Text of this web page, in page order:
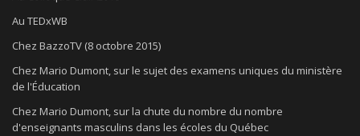
Au TEDxWB
Chez BazzoTV (8 octobre 2015)
Chez Mario Dumont, sur le sujet des examens uniques du ministère
de l'Éducation
Chez Mario Dumont, sur la chute du nombre du nombre
d'enseignants masculins dans les écoles du Québec